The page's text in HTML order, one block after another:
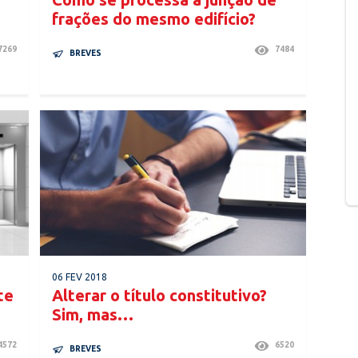
frações do mesmo edifício?
BREVES 7484
06 FEV 2018
Alterar o título constitutivo?
Sim, mas…
BREVES 6520